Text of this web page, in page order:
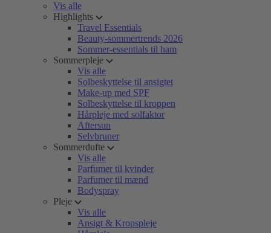
Vis alle
Highlights
Travel Essentials
Beauty-sommertrends 2026
Sommer-essentials til ham
Sommerpleje
Vis alle
Solbeskyttelse til ansigtet
Make-up med SPF
Solbeskyttelse til kroppen
Hårpleje med solfaktor
Aftersun
Selvbruner
Sommerdufte
Vis alle
Parfumer til kvinder
Parfumer til mænd
Bodyspray
Pleje
Vis alle
Ansigt & Kropspleje